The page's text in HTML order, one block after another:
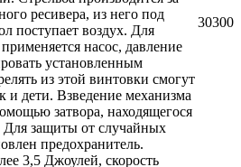
ресивера, из него под
поступает воздух. Для
насос, давление
установленным
из этой винтовки смогут
и дети. Взведение механизма
затвора, находящегося
Для защиты от случайных
предохранитель.
3,5 Джоулей, скорость
30300